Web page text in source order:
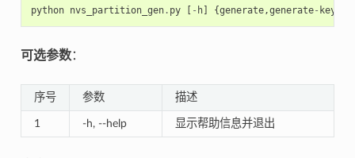
python nvs_partition_gen. py [ - h] {generate,generate- key
可选参数：
序号 参数 描述
1 -h, --help 显示帮助信息并退出